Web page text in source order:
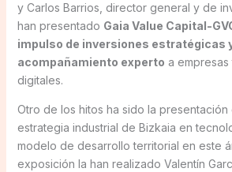
y Carlos Barrios, director general y de
han presentado Gaia Value Capital-
impulso de inversiones estratégicas
acompañamiento experto a
digitales.
Otro de los hitos ha sido la presentación
estrategia industrial de Bizkaia en
modelo de desarrollo territorial en este
exposición la han realizado Valentín